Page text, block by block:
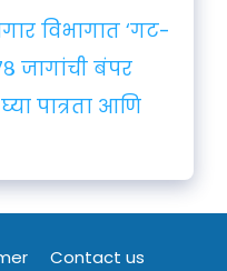
विभागात ‘गट-
जागांची बंपर
पात्रता आणि
Contact us